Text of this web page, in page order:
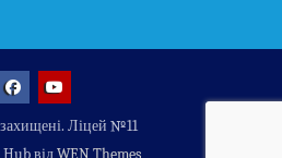
захищені. Ліцей №11
відWEN Themes